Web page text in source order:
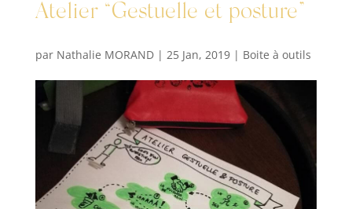
Atelier “Gestuelle et posture”
par Nathalie MORAND| 25 Jan, 2019| Boite à outils